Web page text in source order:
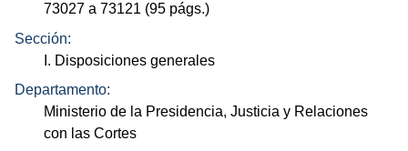
73027 a 73121 (95 págs.)
Sección:
I. Disposiciones generales
Departamento:
Ministerio de la Presidencia, Justicia y Relaciones
con las Cortes